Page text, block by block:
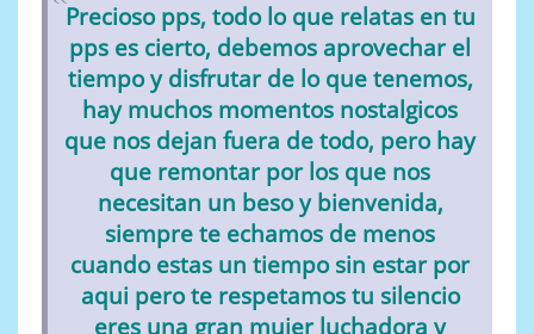
Precioso pps, todo lo que relatas en tu
pps es cierto, debemos aprovechar el
tiempo y disfrutar de lo que tenemos,
hay muchos momentos nostalgicos
que nos dejan fuera de todo, pero hay
que remontar por los que nos
necesitan un beso y bienvenida,
siempre te echamos de menos
cuando estas un tiempo sin estar por
aqui pero te respetamos tu silencio
eres una gran mujer luchadora y